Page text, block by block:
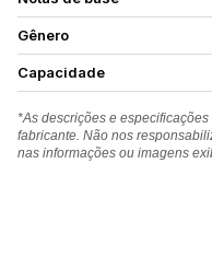
Gênero
Capacidade
*As descrições e
fabricante. Não nos
nas informações ou imagens